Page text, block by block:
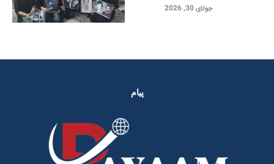
جولای 30, 2026
پیام